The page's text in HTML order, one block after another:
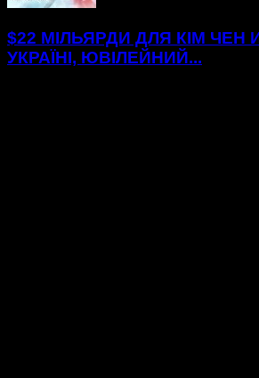
$22 МІЛЬЯРДИ ДЛЯ КІМ ЧЕН
УКРАЇНІ, ЮВІЛЕЙНИЙ...